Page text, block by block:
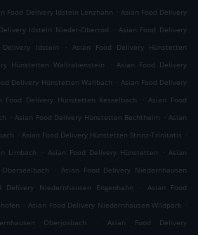
Food Delivery Idstein Lenzhahn . Asian Food Delivery
Idstein Nieder-Oberrod . Asian Food Delivery
Delivery Idstein . Asian Food Delivery Hünstetten
Hünstetten Wallrabenstein . Asian Food Delivery
Delivery Hünstetten Wallbach . Asian Food Delivery
Food Delivery Hünstetten Kesselbach . Asian Food
. Asian Food Delivery Hünstetten Bechtheim . Asian
. Asian Food Delivery Hünstetten Strinz-Trinitatis .
Limbach
. Asian Food Delivery Hünstetten . Asian
. Asian Food Delivery Niedernhausen
Delivery Niedernhausen Engenhahn .
Asian Food
. Asian Food Delivery Niedernhausen Wildpark .
Oberjosbach
.
Asian Food Delivery